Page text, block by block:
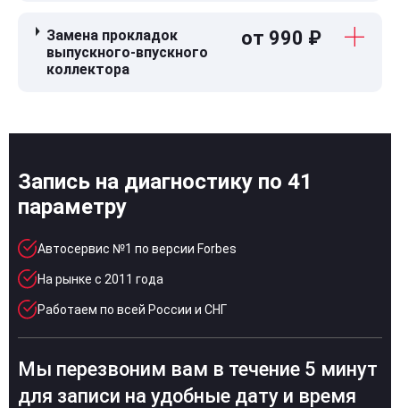
Замена прокладок
выпускного-впускного
коллектора
от 990 ₽
Запись на диагностику по 41
параметру
Автосервис №1 по версии Forbes
На рынке с 2011 года
Работаем по всей России и СНГ
Мы перезвоним вам в течение 5 минут
для записи на удобные дату и время